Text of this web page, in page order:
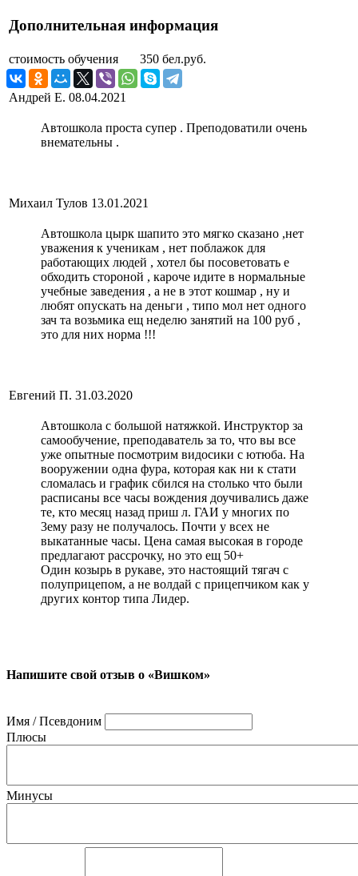
Дополнительная информация
стоимость обучения 350 бел.руб.
Андрей Е. 08.04.2021
Автошкола проста супер . Преподоватили очень
внемательны .
Михаил Тулов 13.01.2021
Автошкола цырк шапито это мягко сказано ,нет
уважения к ученикам , нет поблажок для
работающих людей , хотел бы посоветовать е
обходить стороной , кароче идите в нормальные
учебные заведения , а не в этот кошмар , ну и
любят опускать на деньги , типо мол нет одного
зач та возьмика ещ неделю занятий на 100 руб ,
это для них норма !!!
Евгений П. 31.03.2020
Автошкола с большой натяжкой. Инструктор за
самообучение, преподаватель за то, что вы все
уже опытные посмотрим видосики с ютюба. На
вооружении одна фура, которая как ни к стати
сломалась и график сбился на столько что были
расписаны все часы вождения доучивались даже
те, кто месяц назад приш л. ГАИ у многих по
3ему разу не получалось. Почти у всех не
выкатанные часы. Цена самая высокая в городе
предлагают рассрочку, но это ещ 50+
Один козырь в рукаве, это настоящий тягач с
полуприцепом, а не волдай с прицепчиком как у
других контор типа Лидер.
Напишите свой отзыв о «Вишком»
Имя / Псевдоним
Плюсы
Минусы